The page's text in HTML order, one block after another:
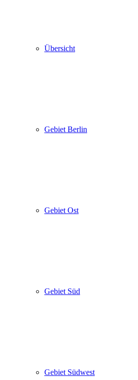
Übersicht
Gebiet Berlin
Gebiet Ost
Gebiet Süd
Gebiet Südwest